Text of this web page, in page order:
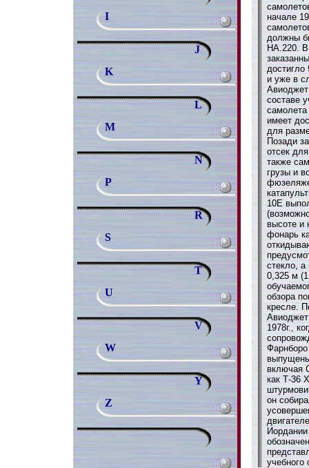
I
J
K
L
M
N
P
R
S
T
U
V
W
Y
Z
начале
должны
НА.220. В
достигло
и уже в
составе
имеет
для
Позади
отсек
также
грузы и
10Е
высоте и
фонарь
стекло, а
0,325 м
обзора
кресле.
1978г.,
включая
как Т-36
он
учебного